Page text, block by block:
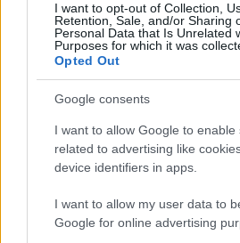
I want to opt-out of Collection,
Retention, Sale, and/or Sharing
Personal Data that Is Unrelated
Purposes for which it was
Opted Out
Google consents
I want to allow Google to enable
related to advertising like
device identifiers in apps.
I want to allow my user data to
Google for online advertising
Karpaty Klimkówkaprzystępuje do tego
Jak drużyna radzi sobie w sezonie 2025/
Okręgowa przed własną publicznością?
tabelę uwzględniającą tylko mecze u
tylko mecze wyjazdowe możecie natomiast
Przełom Besko .
Krosno > Klasa Okręgowa - sytuacja w
Przed meczami 24. kolejki - Krosno >
(Karpaty Klimkówka) zajmują16. miejsce
Poniżej znajdziesz także ostatnie
bramkowe.